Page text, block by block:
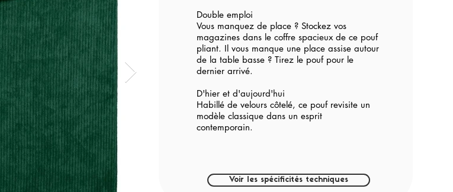
Double emploi
Vous manquez de place ? Stockez vos
magazines dans le coffre spacieux de ce pouf
pliant. Il vous manque une place assise autour
de la table basse ? Tirez le pouf pour le
dernier arrivé.
D'hier et d'aujourd'hui
Habillé de velours côtelé, ce pouf revisite un
modèle classique dans un esprit
contemporain.
Voir les spécificités techniques